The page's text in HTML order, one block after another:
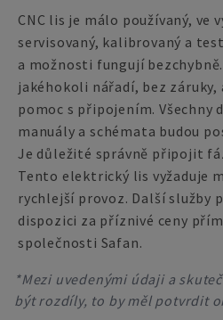
CNC lis je málo používaný, ve
servisovaný, kalibrovaný a
a možnosti fungují
jakéhokoli nářadí, bez záruky,
pomoc s připojením. Všechny
manuály a schémata budou
Je důležité správně připojit
Tento elektrický lis vyžaduje
rychlejší provoz. Další služby
dispozici za příznivé ceny
společnosti Safan.
*Mezi uvedenými údaji a
být rozdíly, to by měl potvrdit